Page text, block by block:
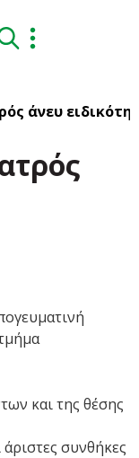
άνευ
και της θέσης
συνθήκες